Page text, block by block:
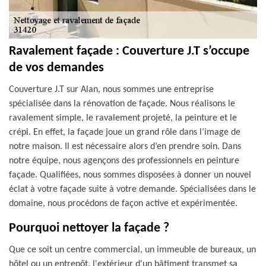
Ravalement façade : Couverture J.T s’occupe
de vos demandes
Couverture J.T sur Alan, nous sommes une entreprise
spécialisée dans la rénovation de façade. Nous réalisons le
ravalement simple, le ravalement projeté, la peinture et le
crépi. En effet, la façade joue un grand rôle dans l’image de
notre maison. Il est nécessaire alors d’en prendre soin. Dans
notre équipe, nous agençons des professionnels en peinture
façade. Qualifiées, nous sommes disposées à donner un nouvel
éclat à votre façade suite à votre demande. Spécialisées dans le
domaine, nous procédons de façon active et expérimentée.
Pourquoi nettoyer la façade ?
Que ce soit un centre commercial, un immeuble de bureaux, un